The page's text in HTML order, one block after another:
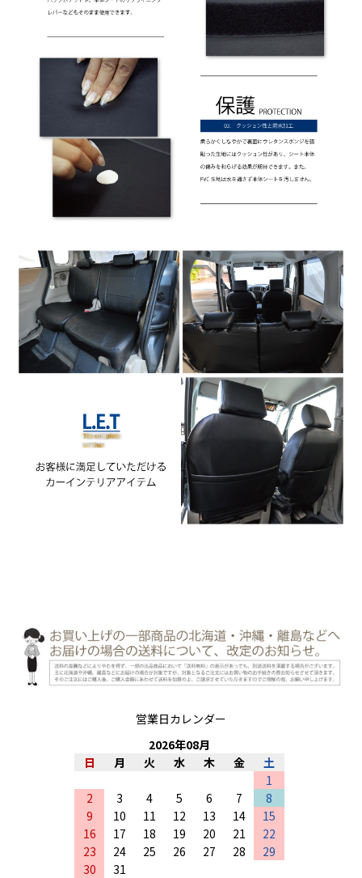
営業日カレンダー
2026年08月
日
月 火 水 木 金
土
1
2
3 4 5 6 7
8
9
10 11 12 13 14
15
16
17 18 19 20 21
22
23
24 25 26 27 28
29
30
31